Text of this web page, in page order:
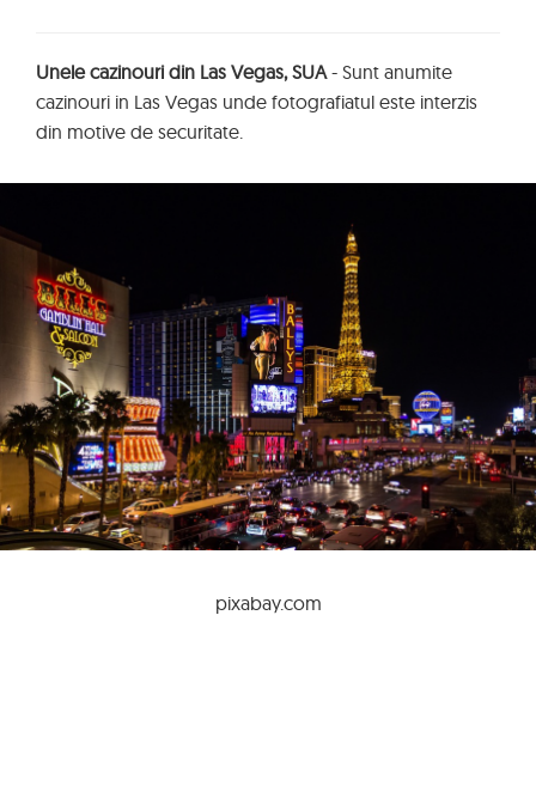
Unele cazinouri din Las Vegas, SUA- Sunt anumite
cazinouri in Las Vegas unde fotografiatul este interzis
din motive de securitate.
pixabay.com